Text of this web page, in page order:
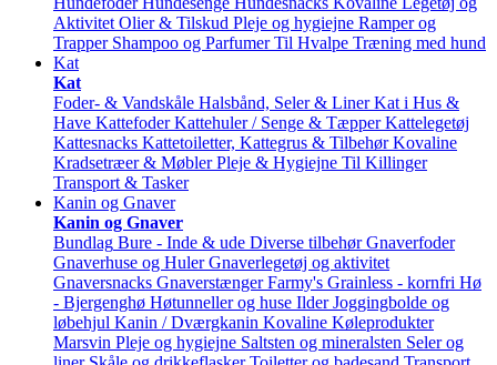
Aktivitet Olier & Tilskud Pleje og hygiejne Ramper og
Trapper Shampoo og Parfumer Til Hvalpe Træning med hund
Kat
Kat
Foder- & Vandskåle Halsbånd, Seler & Liner Kat i Hus &
Have Kattefoder Kattehuler / Senge & Tæpper Kattelegetøj
Kattesnacks Kattetoiletter, Kattegrus & Tilbehør Kovaline
Kradsetræer & Møbler Pleje & Hygiejne Til Killinger
Transport & Tasker
Kanin og Gnaver
Kanin og Gnaver
Bundlag Bure - Inde & ude Diverse tilbehør Gnaverfoder
Gnaverhuse og Huler Gnaverlegetøj og aktivitet
Gnaversnacks Gnaverstænger Farmy's Grainless - kornfri Hø
- Bjergenghø Høtunneller og huse Ilder Joggingbolde og
løbehjul Kanin / Dværgkanin Kovaline Køleprodukter
Marsvin Pleje og hygiejne Saltsten og mineralsten Seler og